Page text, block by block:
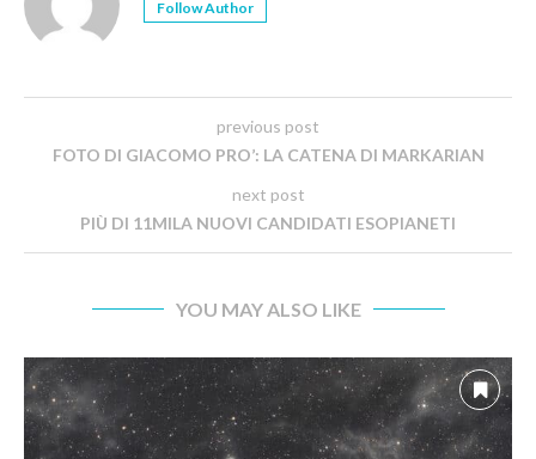
Follow Author
previous post
FOTO DI GIACOMO PRO’: LA CATENA DI MARKARIAN
next post
PIÙ DI 11MILA NUOVI CANDIDATI ESOPIANETI
YOU MAY ALSO LIKE